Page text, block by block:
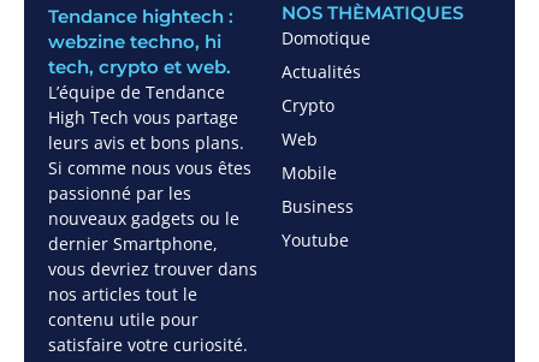
Tendance hightech :
webzine techno, hi
tech, crypto et web.
L’équipe de Tendance
High Tech vous partage
leurs avis et bons plans.
Si comme nous vous êtes
passionné par les
nouveaux gadgets ou le
dernier Smartphone,
vous devriez trouver dans
nos articles tout le
contenu utile pour
satisfaire votre curiosité.
NOS THÈMATIQUES
Domotique
Actualités
Crypto
Web
Mobile
Business
Youtube